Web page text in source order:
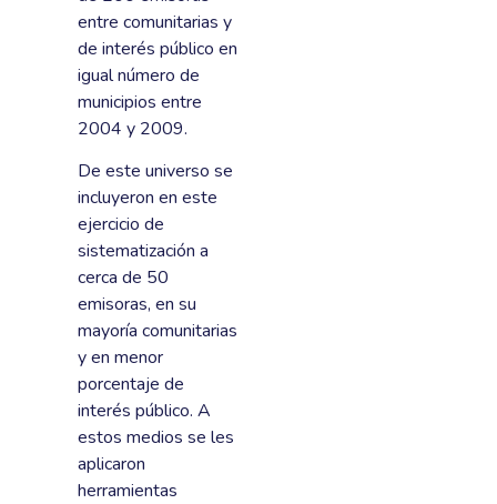
entre comunitarias y
de interés público en
igual número de
municipios entre
2004 y 2009.
De este universo se
incluyeron en este
ejercicio de
sistematización a
cerca de 50
emisoras, en su
mayoría comunitarias
y en menor
porcentaje de
interés público. A
estos medios se les
aplicaron
herramientas